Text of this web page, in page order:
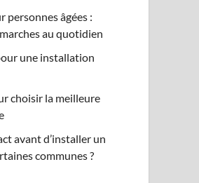
âgées :
au quotidien
une installation
choisir la meilleure
avant d’installer un
communes ?